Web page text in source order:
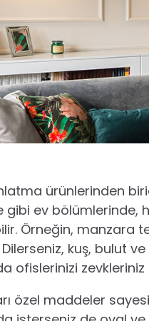
ürünlerinden
ev bölümlerinde,
Örneğin, manzara
kuş, bulut
ofislerinizi
özel maddeler